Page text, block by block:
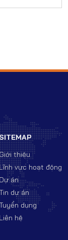
thiệu
vực hoạt động
Dự án
dự án
dụng
Liên hệ